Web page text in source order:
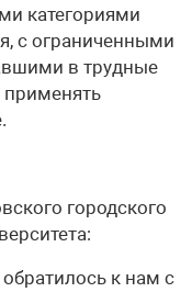
категориями
с ограниченными
в трудные
применять
городского
к нам с